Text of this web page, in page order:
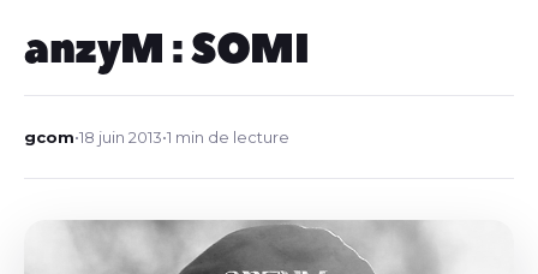
anzyM : SOMI
gcom•18 juin 2013•1 min de lecture